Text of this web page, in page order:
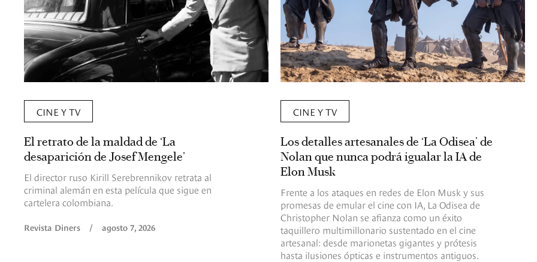
CINE Y TV
El retrato de la maldad de ‘La
desaparición de Josef Mengele’
El director ruso Kirill Serebrennikov retrata al
criminal alemán en esta película que sigue en
cartelera colombiana.
Revista Diners / agosto 7, 2026
CINE Y TV
Los detalles artesanales de ‘La Odisea’ de
Nolan que nunca podrá igualar la IA de
Elon Musk
Frente a los ataques en redes de Elon Musk y sus
promesas de emular el cine con IA, La Odisea de
Christopher Nolan se afianza como un éxito
taquillero multimillonario sustentado en el cine
artesanal: desde marionetas gigantes y prótesis
hasta ilusiones ópticas e instrumentos antiguos.